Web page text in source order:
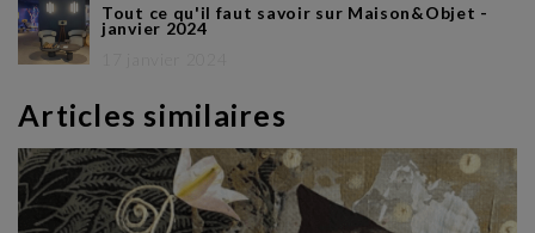
Tout ce qu'il faut savoir sur Maison&Objet -
janvier 2024
Articles similaires